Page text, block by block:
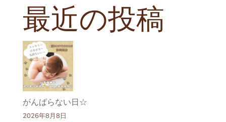
最近の投稿
がんばらない日☆
2026年8月8日